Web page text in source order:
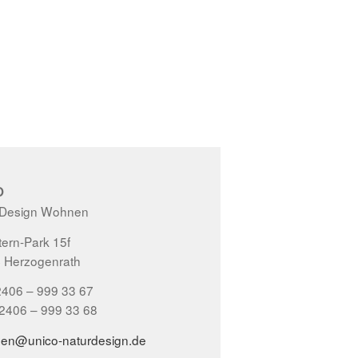
Wohnen
Park 15f
– 999 33 67
– 999 33 68
naturdesign.de